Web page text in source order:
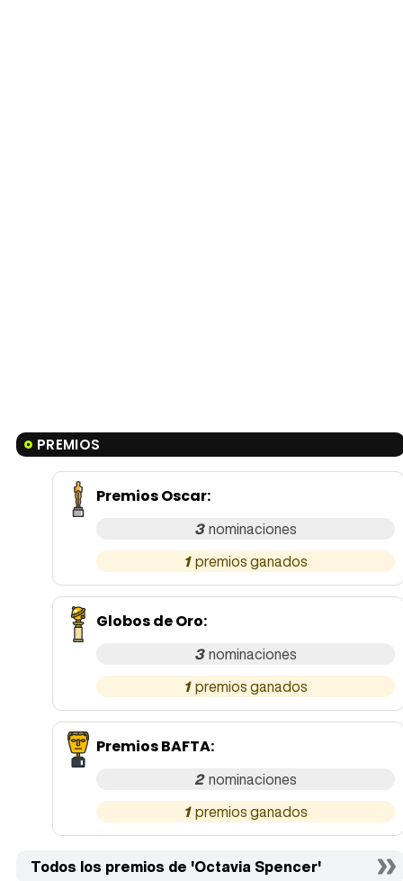
PREMIOS
Premios Oscar:
3
1
Globos de Oro:
3
1
Premios BAFTA:
2
1
Todos los premios de 'Octavia Spencer'